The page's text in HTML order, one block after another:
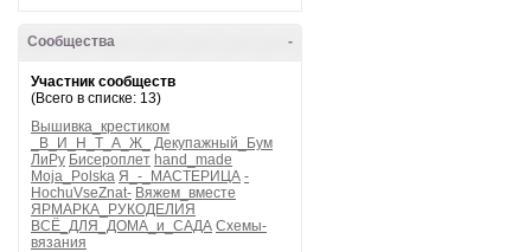
-
Сообщества
Участник сообществ
(Всего в списке: 13)
Вышивка_крестиком
_В_И_Н_Т_А_Ж_
Декупажный_Бум
ЛиРу Бисероплет hand_made
Moja_Polska Я_-_МАСТЕРИЦА -
HochuVseZnat- Вяжем_вместе
ЯРМАРКА_РУКОДЕЛИЯ
ВСЁ_ДЛЯ_ДОМА_и_САДА Схемы-
вязания